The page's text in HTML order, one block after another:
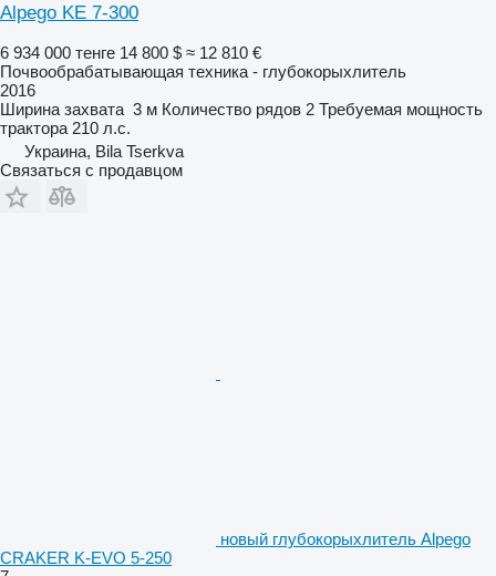
Alpego KE 7-300
6 934 000 тенге 14 800 $ ≈ 12 810 €
Почвообрабатывающая техника - глубокорыхлитель
2016
Ширина захвата 3 м Количество рядов 2 Требуемая мощность
трактора 210 л.с.
Украина, Bila Tserkva
Связаться с продавцом
новый глубокорыхлитель Alpego
CRAKER K-EVO 5-250